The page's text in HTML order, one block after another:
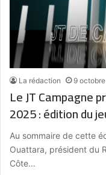
La rédaction 9
Le JT Campagne
2025 : édition du
Au sommaire de cette
Ouattara, président du
Côte…